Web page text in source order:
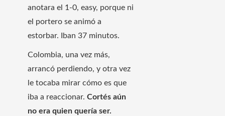
anotara el 1-0, easy, porque ni
el portero se animó a
estorbar. Iban 37 minutos.
Colombia, una vez más,
arrancó perdiendo, y otra vez
le tocaba mirar cómo es que
iba a reaccionar. Cortés aún
no era quien quería ser.